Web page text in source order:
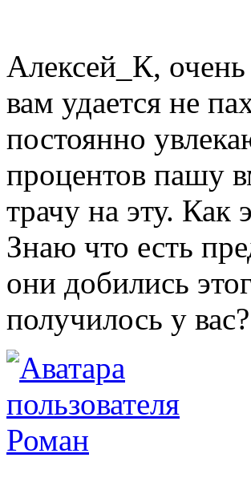
Алексей_К, очень
вам удается не
постоянно
процентов пашу
трачу на эту. Как
Знаю что есть
они добились
получилось у вас?
Роман